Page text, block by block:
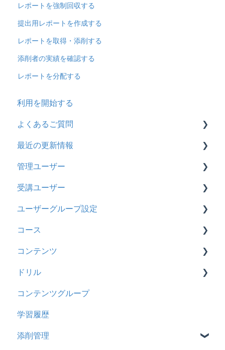
レポートを強制回収する
提出用レポートを作成する
レポートを取得・添削する
添削者の実績を確認する
レポートを分配する
利用を開始する
よくあるご質問
契約
トライアル
カスタマイズ
インターネット・セキュリティ
料金
管理ユーザー・受講ユーザー
履歴
コンテンツ
CSV
ドキュメント
最近の更新情報
2026年8月アップデート
2026年2月アップデート
2025年10月アップデート
2025年9月アップデート
2025年3月アップデート
2024年12月アップデート
2024年8月アップデート
2024年5月アップデート
2023年12月アップデート
管理ユーザー
管理ユーザーの統合について
管理ユーザーについて
ロールと権限
受講ユーザー
基本操作
【新レイアウト】受講ユーザー登録について
【旧レイアウト】ユーザー編集について
ユーザーグループ設定
【新レイアウト】ユーザーグループ設定
【旧レイアウト】ユーザーグループ設定
コース
基本操作
新レイアウト
旧レイアウト
コース詳細設定の参考
ストレスチェック
コンテンツ
ビデオ
ドキュメント
多言語表示
リンク
ドリル
概要
問題について
ドリルについて
コンテンツグループ
学習履歴
添削管理